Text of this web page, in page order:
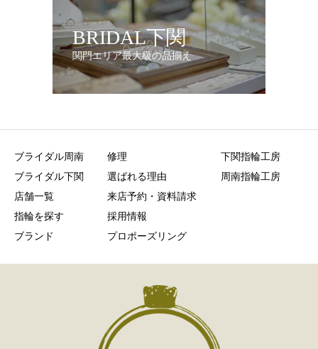
BRIDAL下関
関門エリア最大級の品揃え
ブライダル周南
ブライダル下関
店舗一覧
指輪を探す
ブランド
修理
選ばれる理由
来店予約・資料請求
採用情報
プロポーズリング
下関指輪工房
周南指輪工房